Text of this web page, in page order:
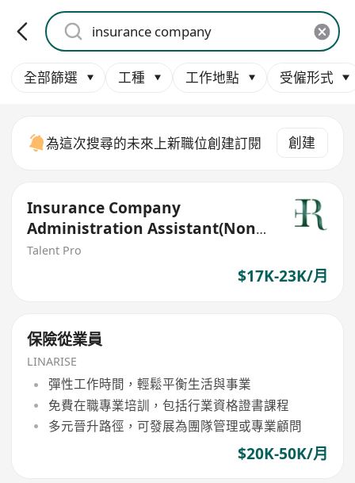
全部篩選 工種 工作地點 受僱形式
為這次搜尋的未來上新職位創建訂閱 創建
Insurance Company
Administration Assistant(Non-
Sale)
Talent Pro
$17K-23K/月
保險從業員
LINARISE
彈性工作時間，輕鬆平衡生活與事業
免費在職專業培訓，包括行業資格證書課程
多元晉升路徑，可發展為團隊管理或專業顧問
$20K-50K/月